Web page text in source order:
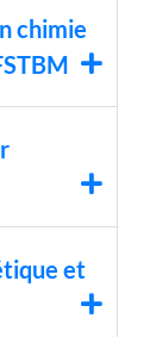
chimie
et